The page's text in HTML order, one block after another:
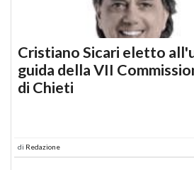
Cristiano Sicari eletto
guida della VII
di Chieti
di Redazione